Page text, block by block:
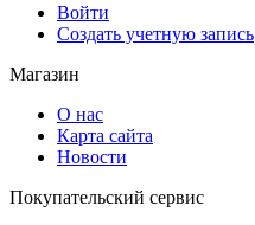
Войти
Создать учетную запись
Магазин
О нас
Карта сайта
Новости
Покупательский сервис